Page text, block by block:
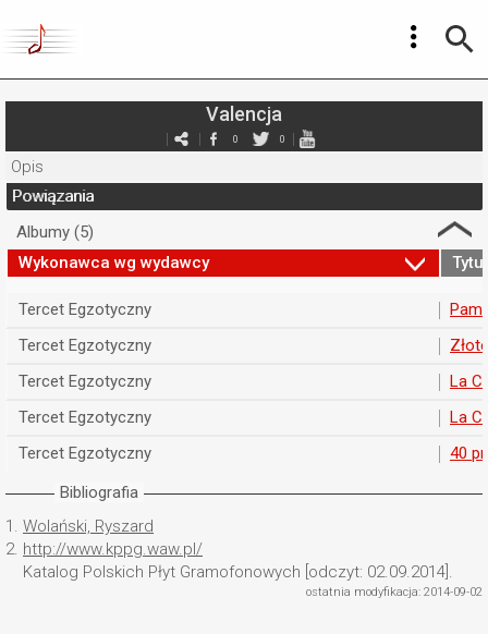
Valencja
0 0
Opis
Powiązania
Albumy (5)
Wykonawca wg wydawcy
Tytuł
Tercet Egzotyczny
Tercet Egzotyczny
Tercet Egzotyczny
La
Tercet Egzotyczny
La
Tercet Egzotyczny
40
Bibliografia
1. Wolański, Ryszard
2. http://www.kppg.waw.pl/
Katalog Polskich Płyt Gramofonowych [odczyt: 02.09.2014].
ostatnia modyfikacja: 2014-09-02